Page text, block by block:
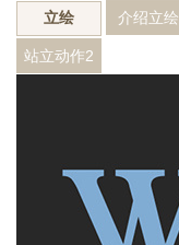
立绘 介绍立绘
站立动作2